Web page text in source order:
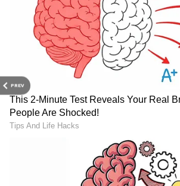
PREV
వీరి గురించి, కేసు గురించి చెప్పి పెళ్లి
చెడగొడుతుంటారు. దీని వెనకాల
తెలుసుకునే పనిలో ఉంటాడు జార్జ్ కుట్టి.
ఎట్టకేలకు కూతురుకి పెళ్లి సంబంధం
ఎన్‌ఆర్‌ఐ సంబంధం ఓకే అవుతుంది. పెళ్లి
జరుగుతుంటాయి. ఇంతలో ఈ కేసుని
కొన్ని ఆధారాలు దొరకడంతో మళ్లీ
చేస్తారు. ఈ సారి ఇందులో ఐజీ ఇన్‌వాల్వ్
అలాగే చనిపోయిన వరుణ్‌ ఫాదర్‌
వస్తాడు. తన భార్య మానసిక పరిస్థితి
జార్జ్ కుట్టీ ఫ్యామిలీకి శిక్ష పడాలని